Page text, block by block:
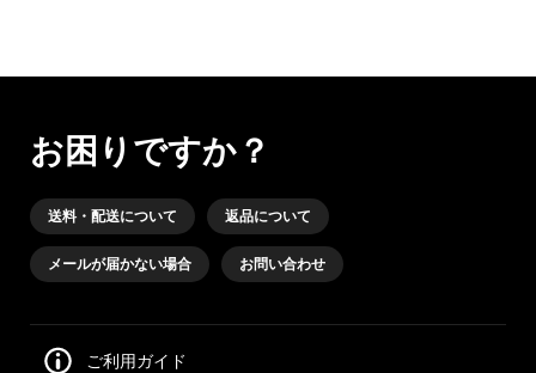
お困りですか？
送料・配送について 返品について
メールが届かない場合 お問い合わせ
ご利用ガイド